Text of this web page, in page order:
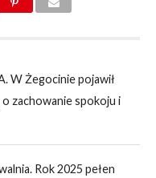
W Żegocinie pojawił
zachowanie spokoju i
Rok 2025 pełen